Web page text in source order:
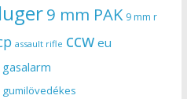
9 mm PAK 9 mm r
assault rifle ccw eu
gasalarm
gumilövedékes